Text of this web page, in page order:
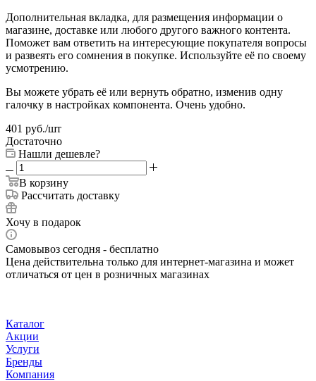
Дополнительная вкладка, для размещения информации о
магазине, доставке или любого другого важного контента.
Поможет вам ответить на интересующие покупателя вопросы
и развеять его сомнения в покупке. Используйте её по своему
усмотрению.
Вы можете убрать её или вернуть обратно, изменив одну
галочку в настройках компонента. Очень удобно.
401 руб./шт
Достаточно
Нашли дешевле?
В корзину
Рассчитать доставку
Хочу в подарок
Самовывоз сегодня - бесплатно
Цена действительна только для интернет-магазина и может
отличаться от цен в розничных магазинах
Каталог
Акции
Услуги
Бренды
Компания